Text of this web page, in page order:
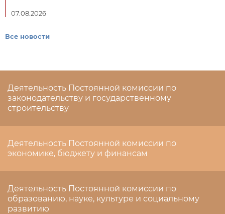
07.08.2026
Все новости
Деятельность Постоянной комиссии по
законодательству и государственному
строительству
Деятельность Постоянной комиссии по
экономике, бюджету и финансам
Деятельность Постоянной комиссии по
образованию, науке, культуре и социальному
развитию